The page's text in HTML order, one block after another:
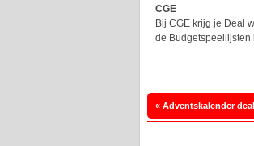
CGE
Bij CGE krijg je Deal
de Budgetspeellijsten